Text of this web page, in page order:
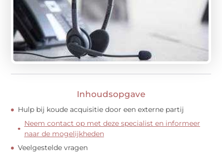
Inhoudsopgave
Hulp bij koude acquisitie door een externe partij
Neem contact op met deze specialist en informeer
naar de mogelijkheden
Veelgestelde vragen